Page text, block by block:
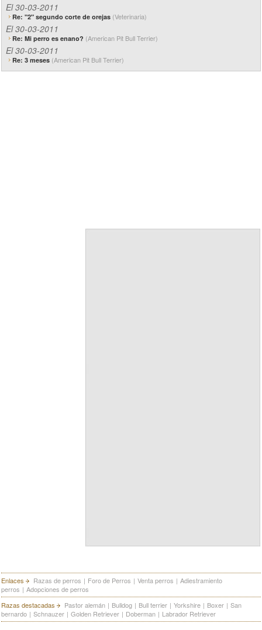
El 30-03-2011
Re: "2" segundo corte de orejas (Veterinaria)
El 30-03-2011
Re: Mi perro es enano? (American Pit Bull Terrier)
El 30-03-2011
Re: 3 meses (American Pit Bull Terrier)
Enlaces Razas de perros | Foro de Perros | Venta perros | Adiestramiento
perros | Adopciones de perros
Razas destacadas
Pastor alemán | Bulldog | Bull terrier | Yorkshire | Boxer | San
bernardo | Schnauzer | Golden Retriever | Doberman | Labrador Retriever